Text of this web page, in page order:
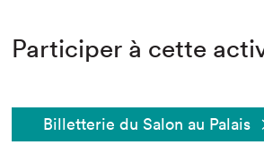
Participer à cette
Billetterie du Salon au Palais